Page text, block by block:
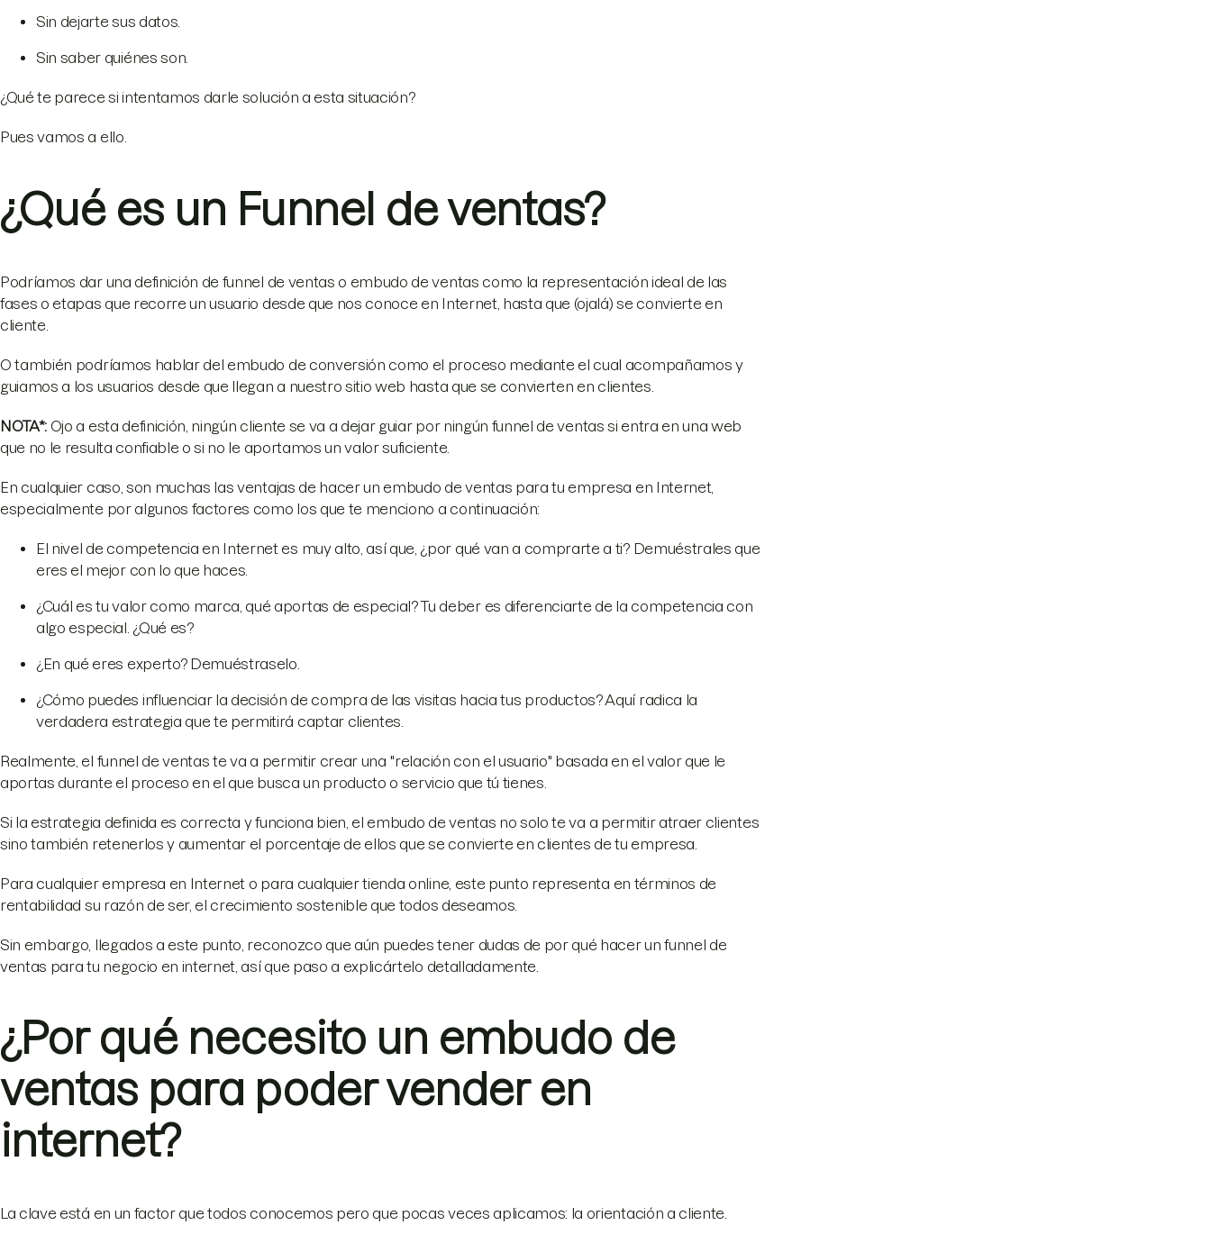
Sin dejarte sus datos.
Sin saber quiénes son.
¿Qué te parece si intentamos darle solución a esta situación?
Pues vamos a ello.
¿Qué es un Funnel de ventas?
Podríamos dar una definición de funnel de ventas o embudo de ventas como la representación ideal de las
fases o etapas que recorre un usuario desde que nos conoce en Internet, hasta que (ojalá) se convierte en
cliente.
O también podríamos hablar del embudo de conversión como el proceso mediante el cual acompañamos y
guiamos a los usuarios desde que llegan a nuestro sitio web hasta que se convierten en clientes.
NOTA*: Ojo a esta definición, ningún cliente se va a dejar guiar por ningún funnel de ventas si entra en una web
que no le resulta confiable o si no le aportamos un valor suficiente.
En cualquier caso, son muchas las ventajas de hacer un embudo de ventas para tu empresa en Internet,
especialmente por algunos factores como los que te menciono a continuación:
El nivel de competencia en Internet es muy alto, así que, ¿por qué van a comprarte a ti? Demuéstrales que
eres el mejor con lo que haces.
¿Cuál es tu valor como marca, qué aportas de especial? Tu deber es diferenciarte de la competencia con
algo especial. ¿Qué es?
¿En qué eres experto? Demuéstraselo.
¿Cómo puedes influenciar la decisión de compra de las visitas hacia tus productos? Aquí radica la
verdadera estrategia que te permitirá captar clientes.
Realmente, el funnel de ventas te va a permitir crear una "relación con el usuario" basada en el valor que le
aportas durante el proceso en el que busca un producto o servicio que tú tienes.
Si la estrategia definida es correcta y funciona bien, el embudo de ventas no solo te va a permitir atraer clientes
sino también retenerlos y aumentar el porcentaje de ellos que se convierte en clientes de tu empresa.
Para cualquier empresa en Internet o para cualquier tienda online, este punto representa en términos de
rentabilidad su razón de ser, el crecimiento sostenible que todos deseamos.
Sin embargo, llegados a este punto, reconozco que aún puedes tener dudas de por qué hacer un funnel de
ventas para tu negocio en internet, así que paso a explicártelo detalladamente.
¿Por qué necesito un embudo de
ventas para poder vender en
internet?
La clave está en un factor que todos conocemos pero que pocas veces aplicamos: la orientación a cliente.